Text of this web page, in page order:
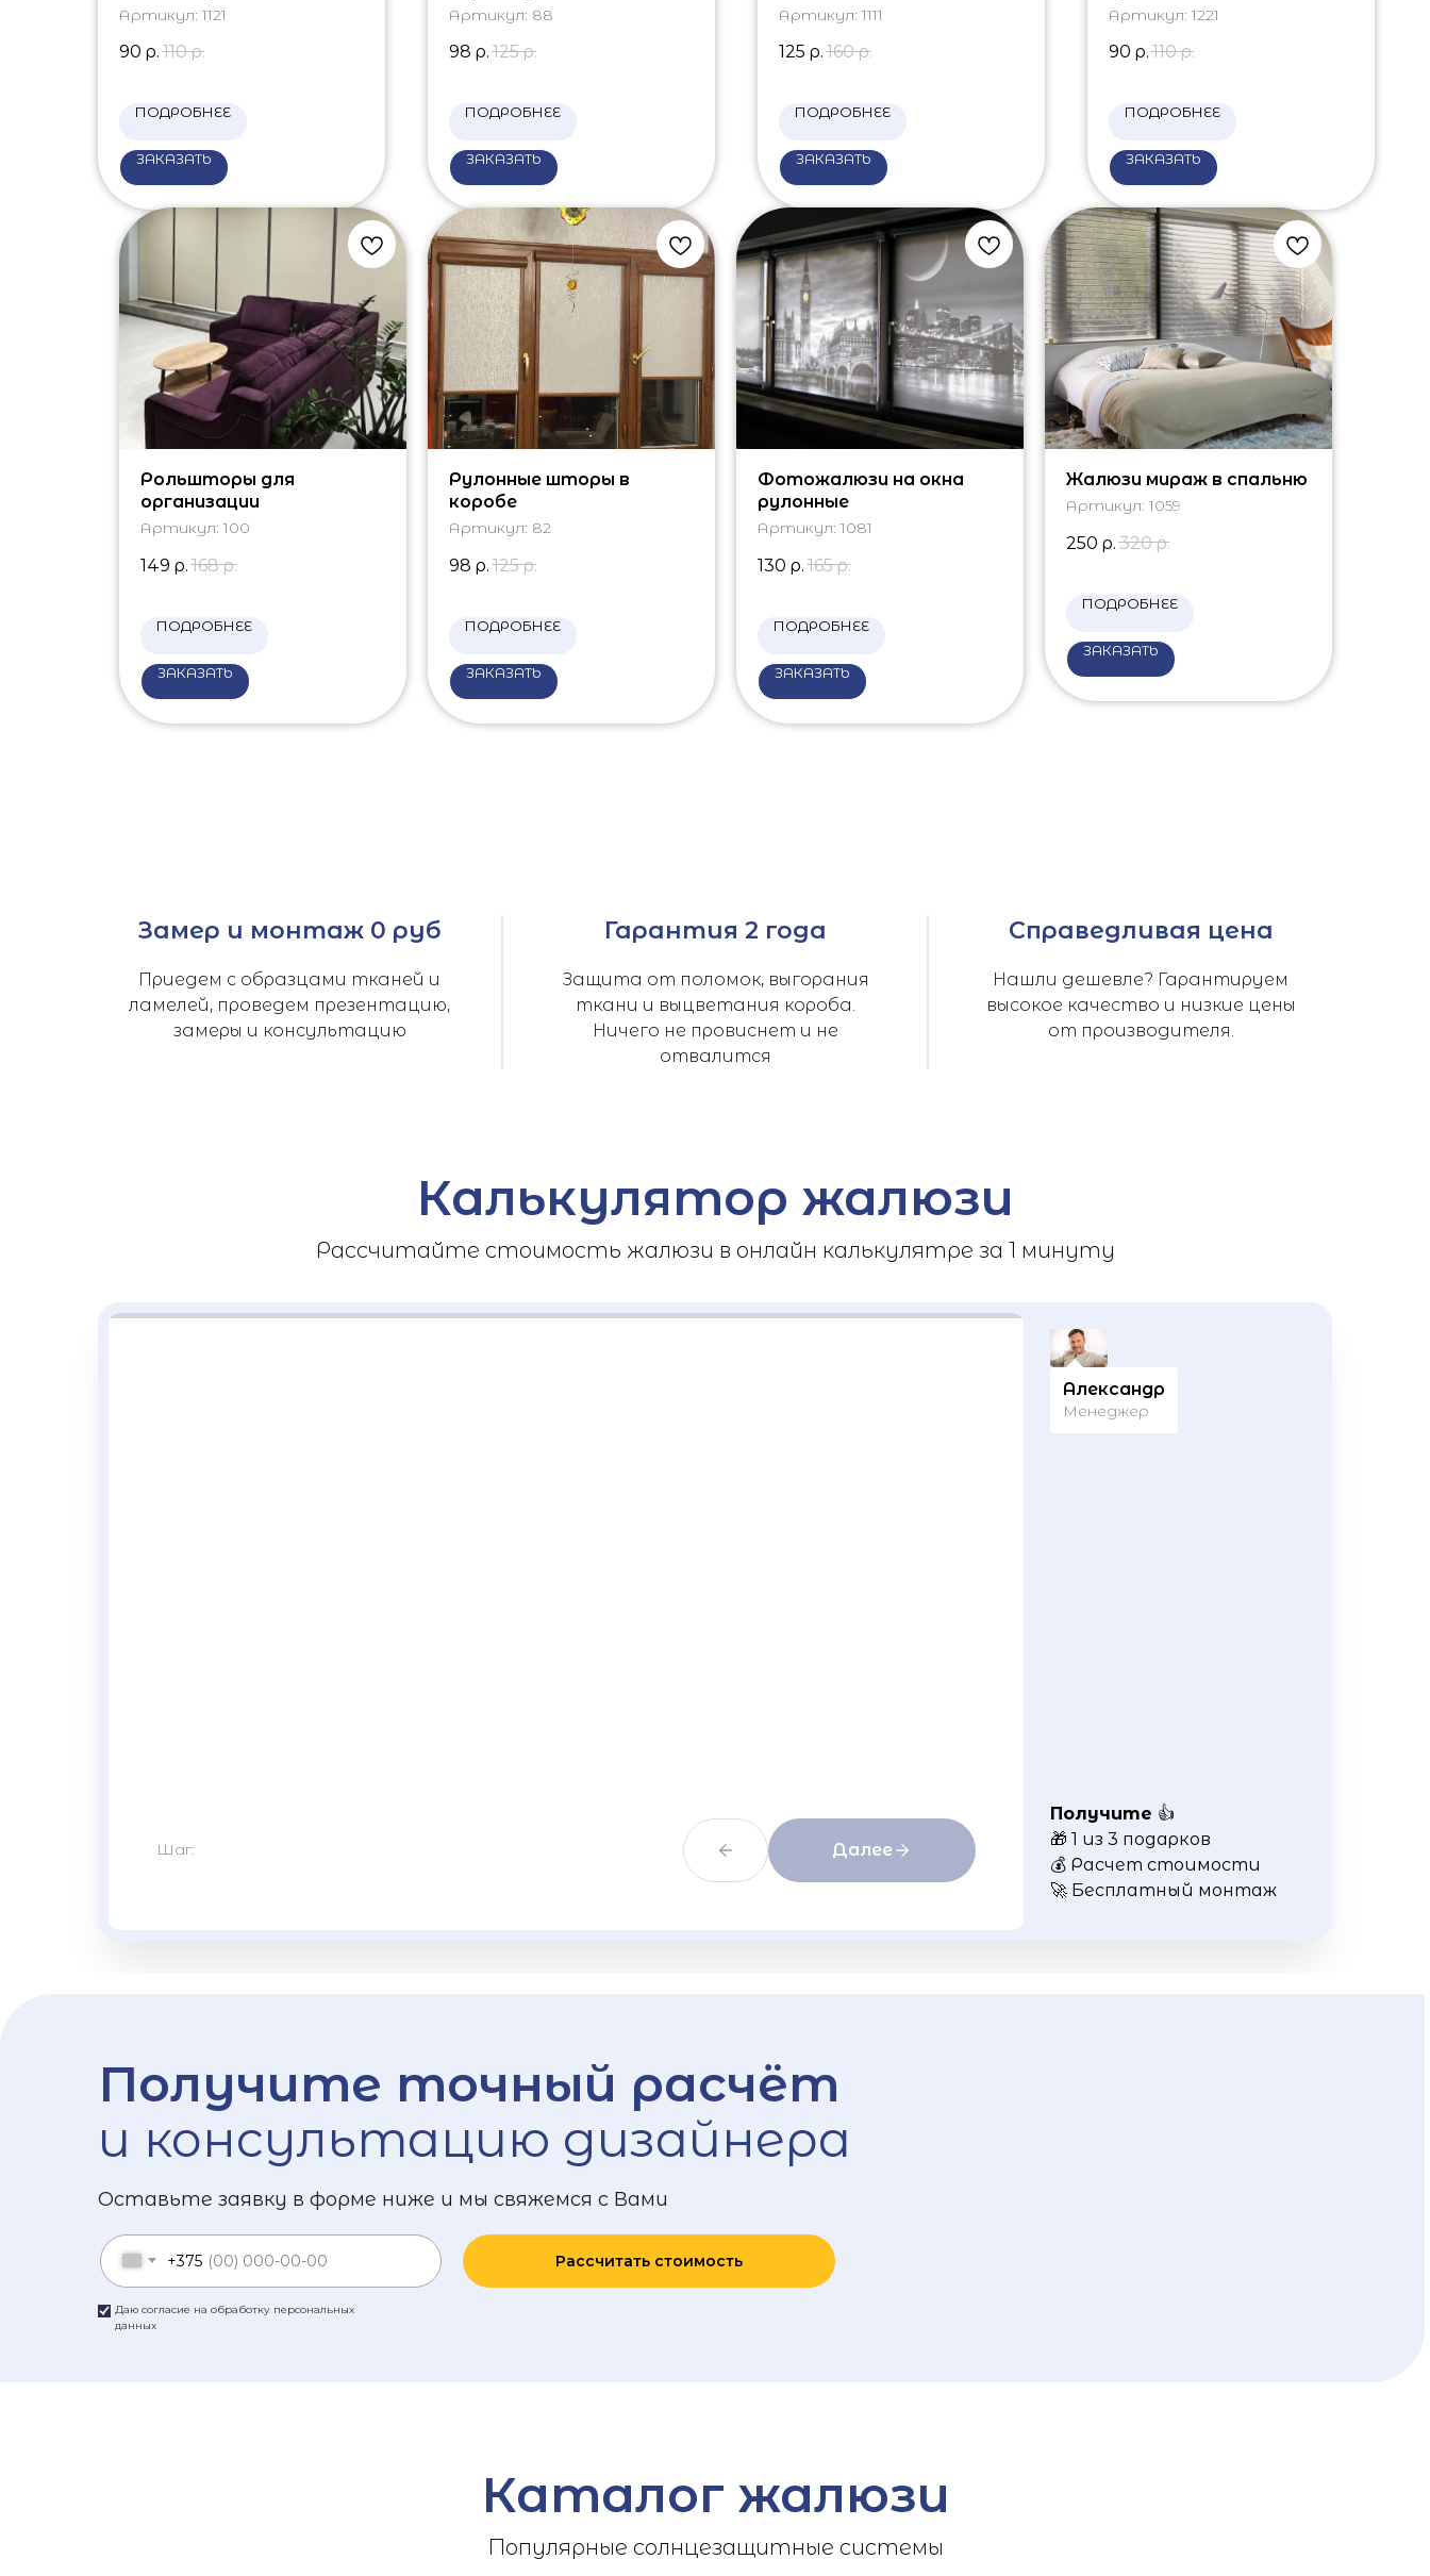
Артикул: 1121
90 р. 110 р.
ПОДРОБНЕЕ
ЗАКАЗАТЬ
Артикул: 88
98 р. 125 р.
ПОДРОБНЕЕ
ЗАКАЗАТЬ
Артикул: 1111
125 р. 160 р.
ПОДРОБНЕЕ
ЗАКАЗАТЬ
Артикул: 1221
90 р. 110 р.
ПОДРОБНЕЕ
ЗАКАЗАТЬ
Рольшторы для
организации
Артикул: 100
149 р. 168 р.
ПОДРОБНЕЕ
ЗАКАЗАТЬ
Рулонные шторы в
коробе
Артикул: 82
98 р. 125 р.
ПОДРОБНЕЕ
ЗАКАЗАТЬ
Фотожалюзи на окна
рулонные
Артикул: 1081
130 р. 165 р.
ПОДРОБНЕЕ
ЗАКАЗАТЬ
Жалюзи мираж в спальню
Артикул: 1059
250 р. 320 р.
ПОДРОБНЕЕ
ЗАКАЗАТЬ
Замер и монтаж 0 руб
Приедем с образцами тканей и
ламелей, проведем презентацию,
замеры и консультацию
Гарантия 2 года
Защита от поломок, выгорания
ткани и выцветания короба.
Ничего не провиснет и не
отвалится
Справедливая цена
Нашли дешевле? Гарантируем
высокое качество и низкие цены
от производителя.
Калькулятор жалюзи
Рассчитайте стоимость жалюзи в онлайн калькулятре за 1 минуту
Александр
Менеджер
Получите 👍
🎁 1 из 3 подарков
💰 Расчет стоимости
🚀 Бесплатный монтаж
Шаг: Далее
Получите точный расчёт
и консультацию дизайнера
Оставьте заявку в форме ниже и мы свяжемся с Вами
Даю согласие на обработку персональных
данных
+375 Рассчитать стоимость
Каталог жалюзи
Популярные солнцезащитные системы